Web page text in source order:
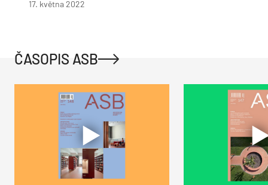
17. května 2022
ČASOPIS ASB